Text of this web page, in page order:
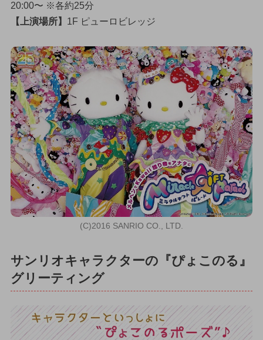
20:00〜 ※各約25分
【上演場所】 1F ピューロビレッジ
(C)2016 SANRIO CO., LTD.
サンリオキャラクターの『ぴょこのる』
グリーティング